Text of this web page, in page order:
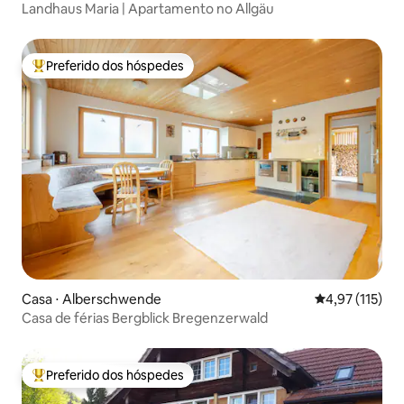
Landhaus Maria | Apartamento no Allgäu
Entre os melhores preferidos dos hóspedes
Preferido dos hóspedes
Casa ⋅ Alberschwende 4,97 de uma
4,97 (115)
Casa de férias Bergblick Bregenzerwald
Entre os melhores preferidos dos hóspedes
Preferido dos hóspedes